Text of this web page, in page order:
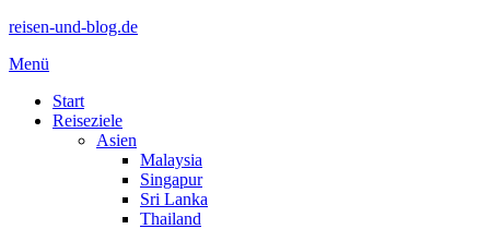
reisen-und-blog.de
Menü
Start
Reiseziele
Asien
Malaysia
Singapur
Sri Lanka
Thailand